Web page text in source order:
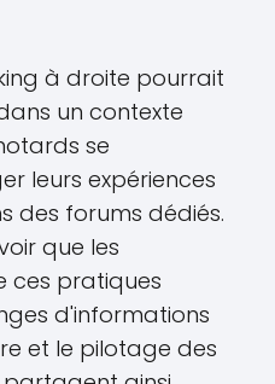
à droite pourrait
un contexte
se
leurs expériences
des forums dédiés.
que les
ces pratiques
d'informations
et le pilotage des